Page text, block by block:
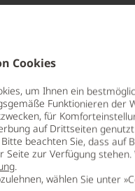
Cookies
um Ihnen ein
Funktionieren der
für
auf Drittseiten
beachten Sie, dass auf
Seite zur Verfügung
.
wählen Sie unter